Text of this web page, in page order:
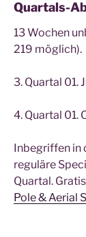
Quartals-
13 Wochen
219 möglich).
3. Quartal 01.
4. Quartal 01.
Inbegriffen in
reguläre
Quartal.
Pole & Aerial